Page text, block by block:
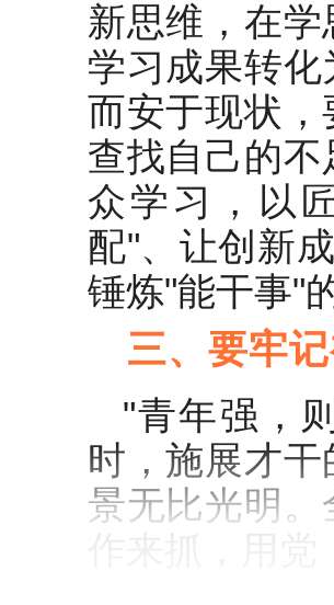
新思维，在
学习成果转
而安于现状
查找自己的
众学习，以
配"、让创新
锤炼"能干事"
三、要牢
"青年强，
时，施展才
景无比光明